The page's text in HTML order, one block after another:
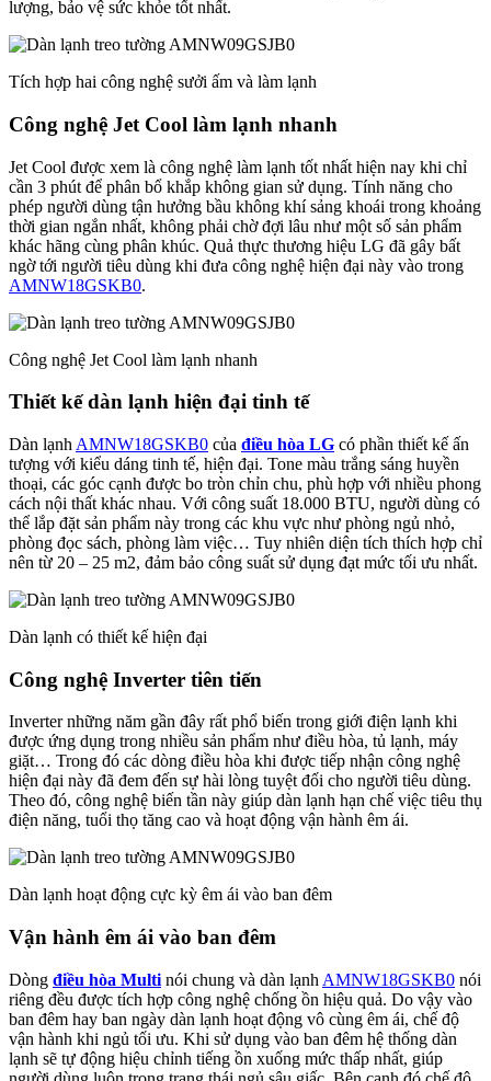
lượng, bảo vệ sức khỏe tốt nhất.
Tích hợp hai công nghệ sưởi ấm và làm lạnh
Công nghệ Jet Cool làm lạnh nhanh
Jet Cool được xem là công nghệ làm lạnh tốt nhất hiện nay khi chỉ
cần 3 phút để phân bổ khắp không gian sử dụng. Tính năng cho
phép người dùng tận hưởng bầu không khí sảng khoái trong khoảng
thời gian ngắn nhất, không phải chờ đợi lâu như một số sản phẩm
khác hãng cùng phân khúc. Quả thực thương hiệu LG đã gây bất
ngờ tới người tiêu dùng khi đưa công nghệ hiện đại này vào trong
AMNW18GSKB0.
Công nghệ Jet Cool làm lạnh nhanh
Thiết kế dàn lạnh hiện đại tinh tế
Dàn lạnh AMNW18GSKB0 của điều hòa LG có phần thiết kế ấn
tượng với kiểu dáng tinh tế, hiện đại. Tone màu trắng sáng huyền
thoại, các góc cạnh được bo tròn chỉn chu, phù hợp với nhiều phong
cách nội thất khác nhau. Với công suất 18.000 BTU, người dùng có
thể lắp đặt sản phẩm này trong các khu vực như phòng ngủ nhỏ,
phòng đọc sách, phòng làm việc… Tuy nhiên diện tích thích hợp chỉ
nên từ 20 – 25 m2, đảm bảo công suất sử dụng đạt mức tối ưu nhất.
Dàn lạnh có thiết kế hiện đại
Công nghệ Inverter tiên tiến
Inverter những năm gần đây rất phổ biến trong giới điện lạnh khi
được ứng dụng trong nhiều sản phẩm như điều hòa, tủ lạnh, máy
giặt… Trong đó các dòng điều hòa khi được tiếp nhận công nghệ
hiện đại này đã đem đến sự hài lòng tuyệt đối cho người tiêu dùng.
Theo đó, công nghệ biến tần này giúp dàn lạnh hạn chế việc tiêu thụ
điện năng, tuổi thọ tăng cao và hoạt động vận hành êm ái.
Dàn lạnh hoạt động cực kỳ êm ái vào ban đêm
Vận hành êm ái vào ban đêm
Dòng điều hòa Multi nói chung và dàn lạnh AMNW18GSKB0 nói
riêng đều được tích hợp công nghệ chống ồn hiệu quả. Do vậy vào
ban đêm hay ban ngày dàn lạnh hoạt động vô cùng êm ái, chế độ
vận hành khi ngủ tối ưu. Khi sử dụng vào ban đêm hệ thống dàn
lạnh sẽ tự động hiệu chỉnh tiếng ồn xuống mức thấp nhất, giúp